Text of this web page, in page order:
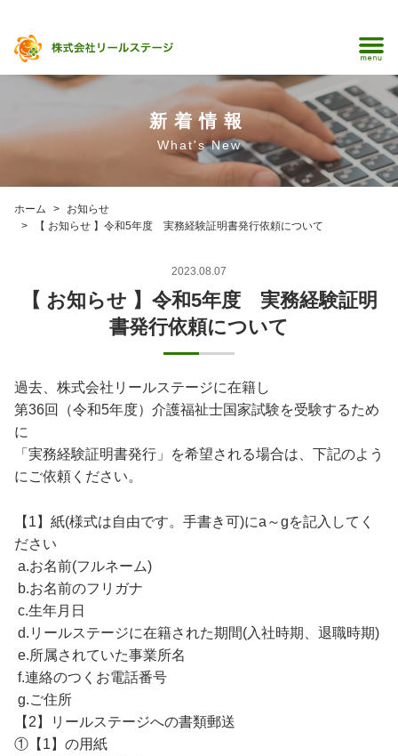
新着情報
What's New
ホーム
お知らせ
【 お知らせ 】令和5年度 実務経験証明書発行依頼について
2023.08.07
【 お知らせ 】令和5年度 実務経験証明
書発行依頼について
過去、株式会社リールステージに在籍し
第36回（令和5年度）介護福祉士国家試験を受験するため
に
「実務経験証明書発行」を希望される場合は、下記のよう
にご依頼ください。
【1】紙(様式は自由です。手書き可)にa～gを記入してく
ださい
a.お名前(フルネーム)
b.お名前のフリガナ
c.生年月日
d.リールステージに在籍された期間(入社時期、退職時期)
e.所属されていた事業所名
f.連絡のつくお電話番号
g.ご住所
【2】リールステージへの書類郵送
①【1】の用紙